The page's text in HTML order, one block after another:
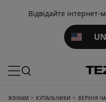
Відвідайте
ЖІНКАМ > КУПАЛЬНИКИ > ВЕРХНЯ